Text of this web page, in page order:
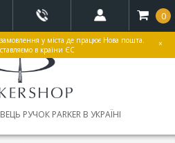
у міста де працює Нова пошта.
в країни ЄС
×
РУЧОК PARKER В УКРАЇНІ
0